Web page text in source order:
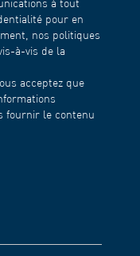
ne
utilisation,
détergent doux
le sécher à l'air
à tout
pour en
nos politiques
à-vis de la
acceptez que
fournir le contenu